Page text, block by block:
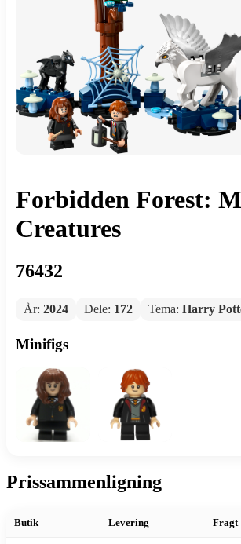
Forbidden Forest:
Creatures
76432
År: 2024 Dele: 172 Tema: Harry
Minifigs
Prissammenligning
Butik Levering Fragt